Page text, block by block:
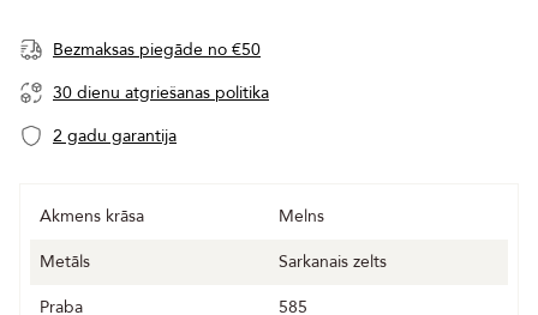
Bezmaksas piegāde no €50
30 dienu atgriešanas politika
2 gadu garantija
Akmens krāsa
Melns
Metāls
Sarkanais zelts
Praba
585